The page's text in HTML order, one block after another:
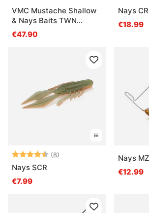
VMC Mustache Shallow
& Nays Baits TWN
Bundle
€47.90
Nays
€18.99
Bewertung:(8)
4.9 von 5 Sternen
Nays SCR
€7.99
Nays
€12.99